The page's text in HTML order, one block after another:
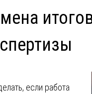
если работа